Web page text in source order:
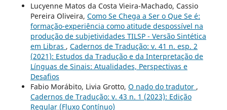
Lucyenne Matos da Costa Vieira-Machado, Cassio
Pereira Oliveira, Como Se Chega a Ser o Que Se é:
formação-experiência como atitude despossível na
produção de subjetividades TILSP - Versão Sintética
em Libras , Cadernos de Tradução: v. 41 n. esp. 2
(2021): Estudos da Tradução e da Interpretação de
Línguas de Sinais: Atualidades, Perspectivas e
Desafios
Fabio Morábito, Livia Grotto, O nado do tradutor ,
Cadernos de Tradução: v. 43 n. 1 (2023): Edição
Regular (Fluxo Contínuo)